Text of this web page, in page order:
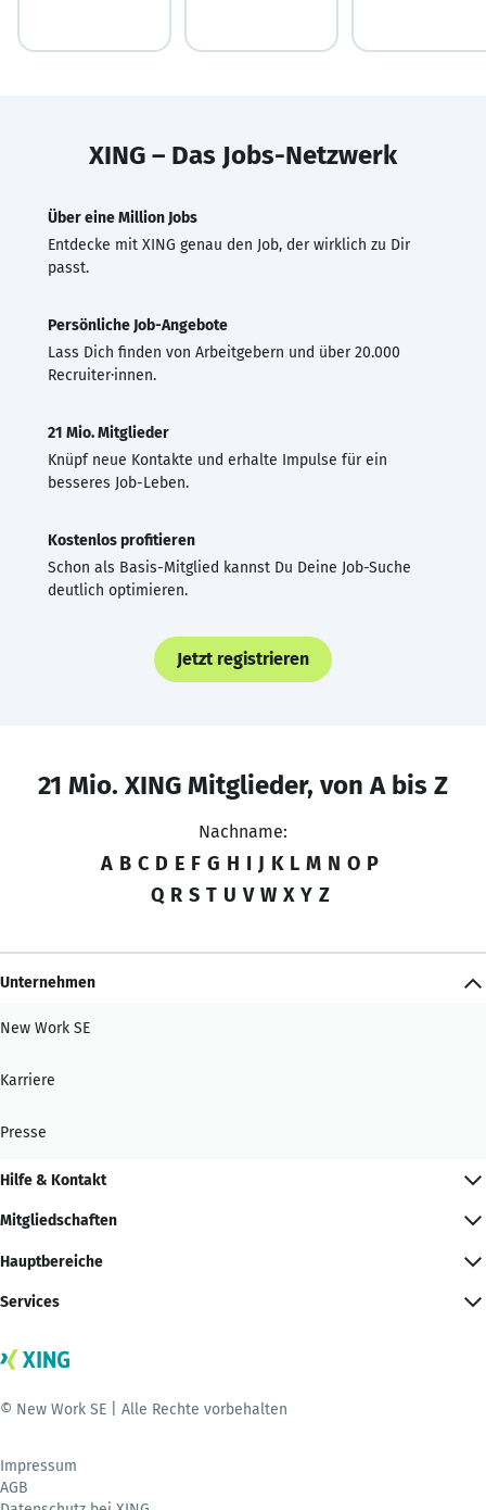
XING – Das Jobs-Netzwerk
Über eine Million Jobs
Entdecke mit XING genau den Job, der wirklich zu Dir
passt.
Persönliche Job-Angebote
Lass Dich finden von Arbeitgebern und über 20.000
Recruiter·innen.
21 Mio. Mitglieder
Knüpf neue Kontakte und erhalte Impulse für ein
besseres Job-Leben.
Kostenlos profitieren
Schon als Basis-Mitglied kannst Du Deine Job-Suche
deutlich optimieren.
Jetzt registrieren
21 Mio. XING Mitglieder, von A bis Z
Nachname:
A B C D E F G H I J K L M N O P
Q R S T U V W X Y Z
Unternehmen
New Work SE
Karriere
Presse
Hilfe & Kontakt
Mitgliedschaften
Hauptbereiche
Services
© New Work SE | Alle Rechte vorbehalten
Impressum
AGB